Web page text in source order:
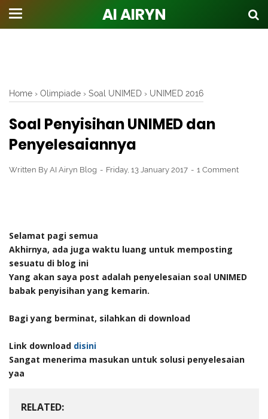
AI AIRYN
Home › Olimpiade › Soal UNIMED › UNIMED 2016
Soal Penyisihan UNIMED dan
Penyelesaiannya
Written By AI Airyn Blog Friday, 13 January 2017 1 Comment
Selamat pagi semua
Akhirnya, ada juga waktu luang untuk memposting
sesuatu di blog ini
Yang akan saya post adalah penyelesaian soal UNIMED
babak penyisihan yang kemarin.
Bagi yang berminat, silahkan di download
Link download disini
Sangat menerima masukan untuk solusi penyelesaian
yaa
RELATED: